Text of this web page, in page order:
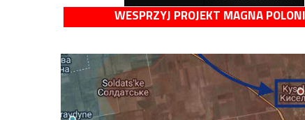
WESPRZYJ PROJEKT MAGNA